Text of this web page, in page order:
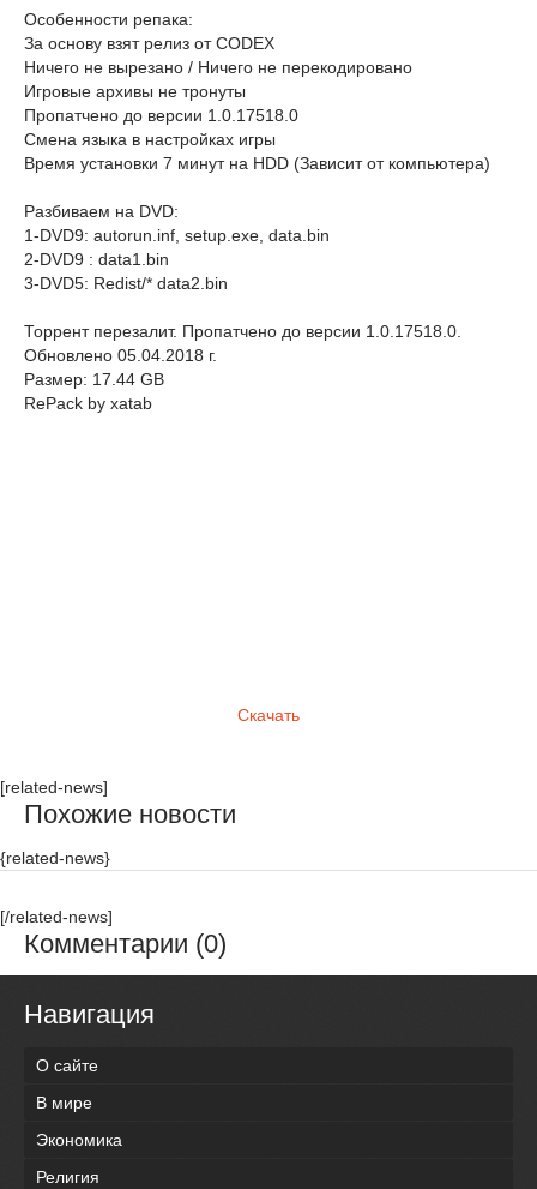
Особенности репака:
За основу взят релиз от CODEX
Ничего не вырезано / Ничего не перекодировано
Игровые архивы не тронуты
Пропатчено до версии 1.0.17518.0
Смена языка в настройках игры
Время установки 7 минут на HDD (Зависит от компьютера)
Разбиваем на DVD:
1-DVD9: autorun.inf, setup.exe, data.bin
2-DVD9 : data1.bin
3-DVD5: Redist/* data2.bin
Торрент перезалит. Пропатчено до версии 1.0.17518.0.
Обновлено 05.04.2018 г.
Размер: 17.44 GB
RePack by xatab
Скачать
[related-news]
Похожие новости
{related-news}
[/related-news]
Комментарии (0)
Навигация
О сайте
В мире
Экономика
Религия